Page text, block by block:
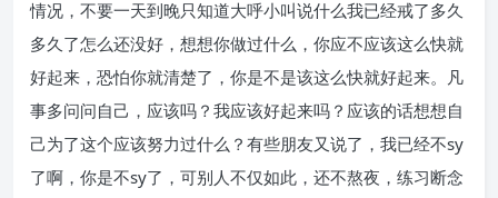
情况，不要一天到晚只知道大呼小叫说什么我已经戒了多久
多久了怎么还没好，想想你做过什么，你应不应该这么快就
好起来，恐怕你就清楚了，你是不是该这么快就好起来。凡
事多问问自己，应该吗？我应该好起来吗？应该的话想想自
己为了这个应该努力过什么？有些朋友又说了，我已经不sy
了啊，你是不sy了，可别人不仅如此，还不熬夜，练习断念